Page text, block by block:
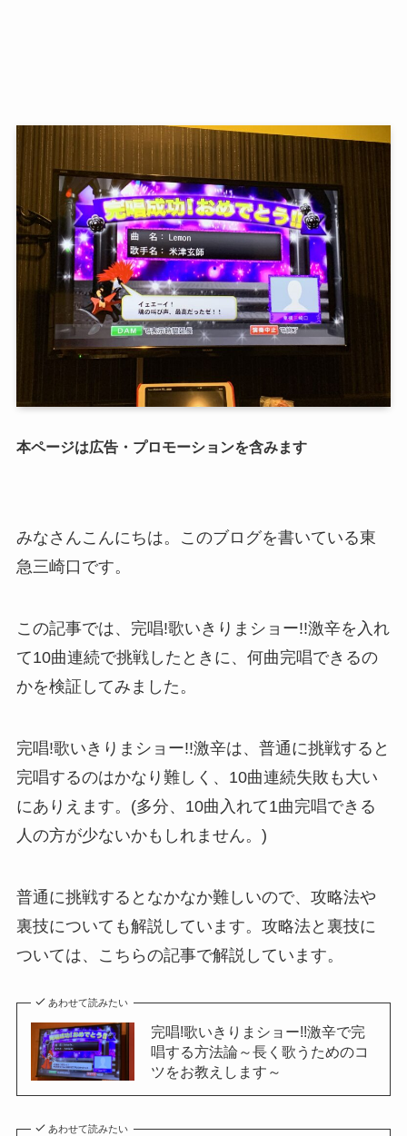
本ページは広告・プロモーションを含みます
みなさんこんにちは。このブログを書いている東
急三崎口です。
この記事では、完唱!歌いきりまショー!!激辛を入れ
て10曲連続で挑戦したときに、何曲完唱できるの
かを検証してみました。
完唱!歌いきりまショー!!激辛は、普通に挑戦すると
完唱するのはかなり難しく、10曲連続失敗も大い
にありえます。(多分、10曲入れて1曲完唱できる
人の方が少ないかもしれません。)
普通に挑戦するとなかなか難しいので、攻略法や
裏技についても解説しています。攻略法と裏技に
ついては、こちらの記事で解説しています。
あわせて読みたい
完唱!歌いきりまショー!!激辛で完
唱する方法論～長く歌うためのコ
ツをお教えします～
あわせて読みたい